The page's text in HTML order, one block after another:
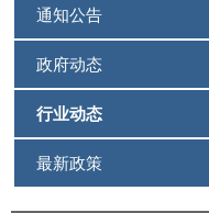
通知公告
政府动态
行业动态
最新政策